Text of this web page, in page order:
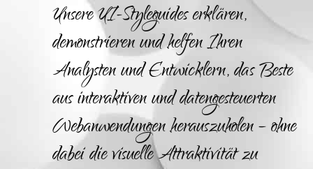
Unsere UI-Styleguides erklären,
demonstrieren und helfen Ihren
Analysten und Entwicklern, das Beste
aus interaktiven und datengesteuerten
Webanwendungen herauszuholen – ohne
dabei die visuelle Attraktivität zu